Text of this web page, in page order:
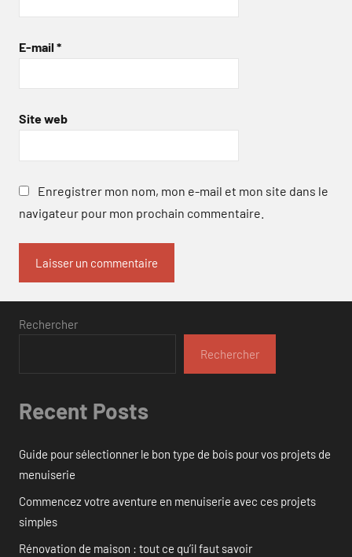
E-mail *
Site web
Enregistrer mon nom, mon e-mail et mon site dans le
navigateur pour mon prochain commentaire.
Rechercher
Rechercher
Recent Posts
Guide pour sélectionner le bon type de bois pour vos projets de
menuiserie
Commencez votre aventure en menuiserie avec ces projets
simples
Rénovation de maison : tout ce qu’il faut savoir